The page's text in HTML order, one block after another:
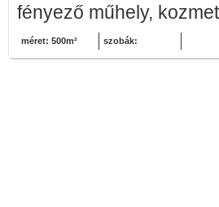
fényező műhely,
méret: 500m² szobák: